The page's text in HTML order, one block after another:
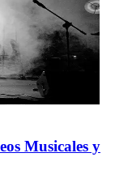
Musicales y